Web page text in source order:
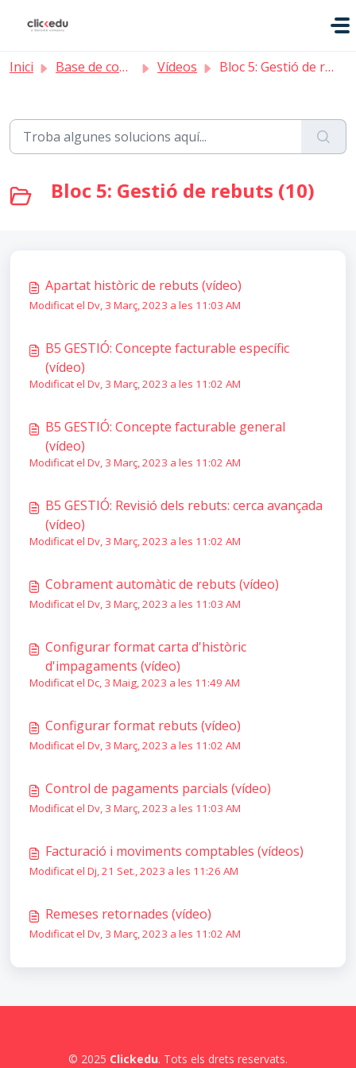
Inici Base de coneixement Vídeos Bloc 5: Gestió de rebuts
Bloc 5: Gestió de rebuts (10)
Apartat històric de rebuts (vídeo)
Modificat el Dv, 3 Març, 2023 a les 11:03 AM
B5 GESTIÓ: Concepte facturable específic
(vídeo)
Modificat el Dv, 3 Març, 2023 a les 11:02 AM
B5 GESTIÓ: Concepte facturable general
(vídeo)
Modificat el Dv, 3 Març, 2023 a les 11:02 AM
B5 GESTIÓ: Revisió dels rebuts: cerca avançada
(vídeo)
Modificat el Dv, 3 Març, 2023 a les 11:02 AM
Cobrament automàtic de rebuts (vídeo)
Modificat el Dv, 3 Març, 2023 a les 11:03 AM
Configurar format carta d'històric
d'impagaments (vídeo)
Modificat el Dc, 3 Maig, 2023 a les 11:49 AM
Configurar format rebuts (vídeo)
Modificat el Dv, 3 Març, 2023 a les 11:02 AM
Control de pagaments parcials (vídeo)
Modificat el Dv, 3 Març, 2023 a les 11:03 AM
Facturació i moviments comptables (vídeos)
Modificat el Dj, 21 Set., 2023 a les 11:26 AM
Remeses retornades (vídeo)
Modificat el Dv, 3 Març, 2023 a les 11:02 AM
© 2025 Clickedu. Tots els drets reservats.